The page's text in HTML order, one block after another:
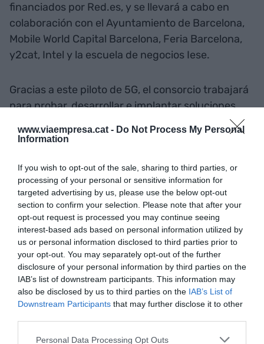
www.viaempresa.cat - Do Not Process My Personal
Information
If you wish to opt-out of the sale, sharing to third parties, or
processing of your personal or sensitive information for
targeted advertising by us, please use the below opt-out
section to confirm your selection. Please note that after your
opt-out request is processed you may continue seeing
interest-based ads based on personal information utilized by
us or personal information disclosed to third parties prior to
your opt-out. You may separately opt-out of the further
disclosure of your personal information by third parties on the
IAB’s list of downstream participants. This information may
also be disclosed by us to third parties on the IAB’s List of
Downstream Participants that may further disclose it to other
Personal Data Processing Opt Outs
financiados por Red.es, y se llevará a cabo en
colaboración con el Ayuntamiento de Barcelona,
Mobile World Capital Barcelona, Feria Barcelona,
y2cat, Intel y la escuela de negocios Iese.
Gracias a este piloto de 5G, el consorcio trabajará
para probar, desarrollar e implantar soluciones
sector educativo y la formación a distancia; así
logística por medio de vehículos autónomos y
conectados para la industria 4.0; y vehículos
autónomos, conectados y sostenibles para el
transporte de pasajeros en grandes recintos,
entre otras muchas cosas.
AñadirVIA Empresacomo fuente preferida
de Google de forma gratuita
Mantente informado con las últimas noticias de
actualidad